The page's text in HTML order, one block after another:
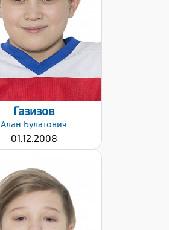
Дата заявки:
02.02.2021
Газизов
Алан Булатович
01.12.2008